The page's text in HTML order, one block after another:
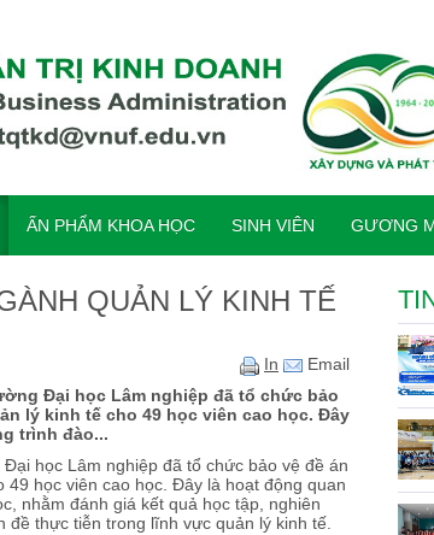
ẤN PHẨM KHOA HỌC SINH VIÊN GƯƠNG
QUẢN LÝ KINH TẾ
In
Email
Đại học Lâm nghiệp đã tổ chức bảo
lý kinh tế cho 49 học viên cao học. Đây
trình đào...
học Lâm nghiệp đã tổ chức bảo vệ đề án
học viên cao học. Đây là hoạt động quan
nhằm đánh giá kết quả học tập, nghiên
đề thực tiễn trong lĩnh vực quản lý kinh tế.